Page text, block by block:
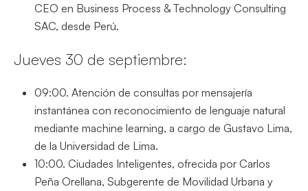
CEO en Business Process & Technology Consulting
SAC, desde Perú.
Jueves 30 de septiembre:
09:00. Atención de consultas por mensajería
instantánea con reconocimiento de lenguaje natural
mediante machine learning, a cargo de Gustavo Lima,
de la Universidad de Lima.
10:00. Ciudades Inteligentes, ofrecida por Carlos
Peña Orellana, Subgerente de Movilidad Urbana y